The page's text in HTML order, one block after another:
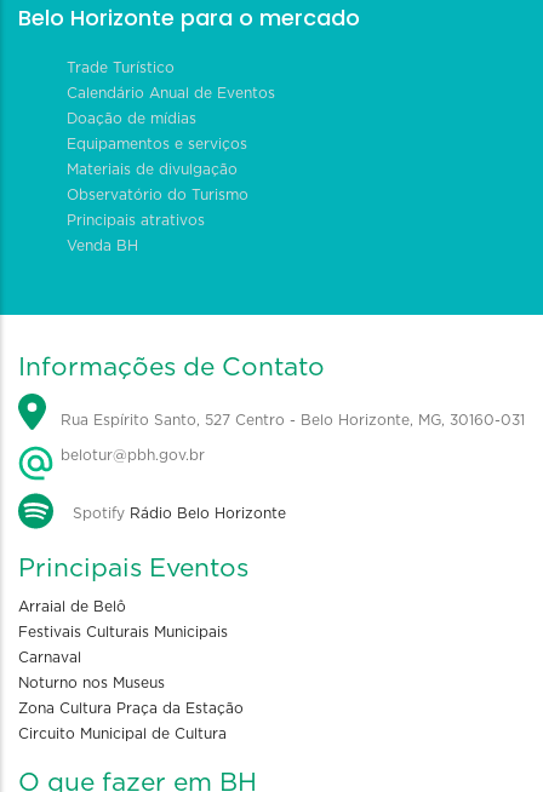
Belo Horizonte para o mercado
Trade Turístico
Calendário Anual de Eventos
Doação de mídias
Equipamentos e serviços
Materiais de divulgação
Observatório do Turismo
Principais atrativos
Venda BH
Informações de Contato
Rua Espírito Santo, 527 Centro - Belo Horizonte, MG, 30160-031
belotur@pbh.gov.br
Spotify Rádio Belo Horizonte
Principais Eventos
Arraial de Belô
Festivais Culturais Municipais
Carnaval
Noturno nos Museus
Zona Cultura Praça da Estação
Circuito Municipal de Cultura
O que fazer em BH